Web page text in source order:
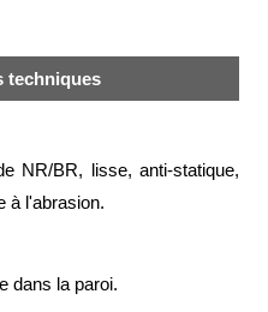
techniques
NR/BR, lisse, anti-statique,
à l'abrasion.
dans la paroi.